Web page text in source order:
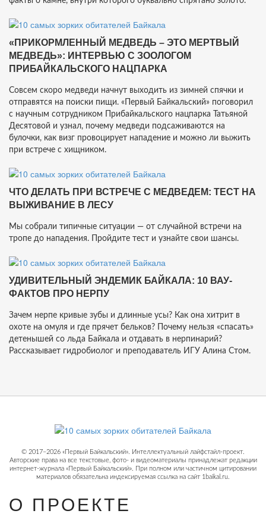
«ПРИКОРМЛЕННЫЙ МЕДВЕДЬ – ЭТО МЕРТВЫЙ
МЕДВЕДЬ»: ИНТЕРВЬЮ С ЗООЛОГОМ
ПРИБАЙКАЛЬСКОГО НАЦПАРКА
Совсем скоро медведи начнут выходить из зимней спячки и
отправятся на поиски пищи. «Первый Байкальский» поговорил
с научным сотрудником Прибайкальского нацпарка Татьяной
Десятовой и узнал, почему медведи подсаживаются на
булочки, как визг провоцирует нападение и можно ли выжить
при встрече с хищником.
ЧТО ДЕЛАТЬ ПРИ ВСТРЕЧЕ С МЕДВЕДЕМ: ТЕСТ НА
ВЫЖИВАНИЕ В ЛЕСУ
Мы собрали типичные ситуации — от случайной встречи на
тропе до нападения. Пройдите тест и узнайте свои шансы.
УДИВИТЕЛЬНЫЙ ЭНДЕМИК БАЙКАЛА: 10 ВАУ-
ФАКТОВ ПРО НЕРПУ
Зачем нерпе кривые зубы и длинные усы? Как она хитрит в
охоте на омуля и где прячет бельков? Почему нельзя «спасать»
детенышей со льда Байкала и отдавать в нерпинарий?
Рассказывает гидробиолог и преподаватель ИГУ Алина Стом.
© 2017−2026 «Первый Байкальский». Интеллектуальный лайфстайл-проект.
Авторские права на все текстовые, фото- и видеоматериалы принадлежат редакции
интернет-журнала «Первый Байкальский». При полном или частичном цитировании
материалов обязательна индексируемая ссылка на сайт 1baikal.ru.
О ПРОЕКТЕ